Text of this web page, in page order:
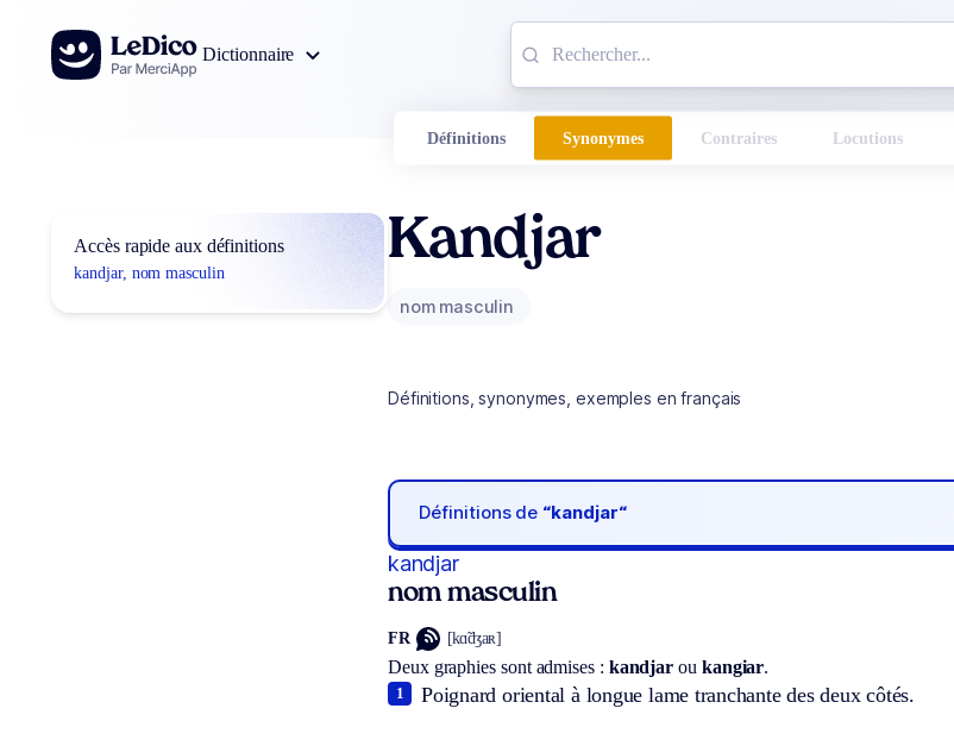
Aller au contenu
Dictionnaire
Définitions Synonymes Contraires Locutions
Accès rapide aux définitions
kandjar, nom masculin
Kandjar
nom masculin
Définitions, synonymes, exemples en français
Définitions de “kandjar“
kandjar
nom masculin
FR [kɑ̃dʒaʀ]
Deux graphies sont admises : kandjar ou kangiar.
Poignard oriental à longue lame tranchante des deux côtés.
1